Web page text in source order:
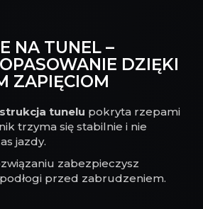
NA TUNEL –
DZIĘKI
ZAPIĘCIOM
tunelu pokryta rzepami
trzyma się stabilnie i nie
jazdy.
zabezpieczysz
przed zabrudzeniem.